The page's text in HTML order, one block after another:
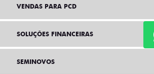
VENDAS PARA PCD
SOLUÇÕES FINANCEIRAS
SEMINOVOS